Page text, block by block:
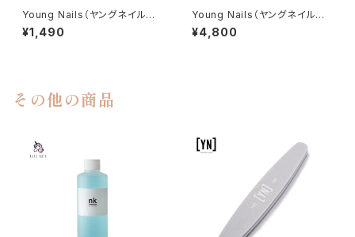
Young Nails（ヤングネイルズ）
Rose Cuticle Oil（ローズキュ
ーティクルオイル）7.5ml
¥1,490
Young Nails（ヤングネイルズ）
Rose Cuticle Oil（ローズキュ
ーティクルオイル）30ml
¥4,800
その他の商品